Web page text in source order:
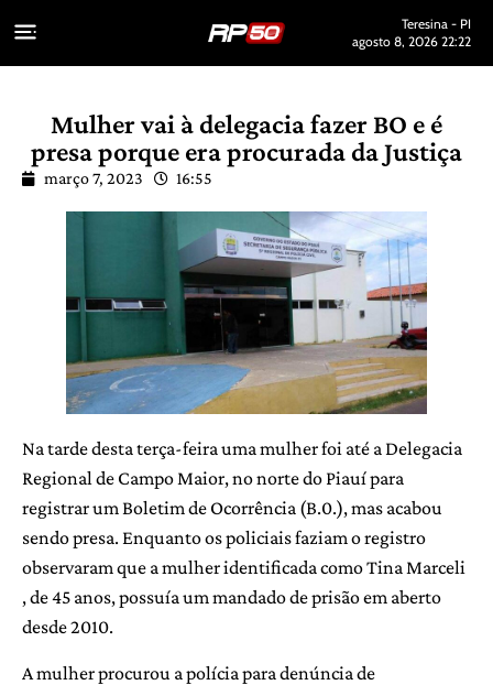
Teresina - PI
agosto 8, 2026 22:22
Mulher vai à delegacia fazer BO e é
presa porque era procurada da Justiça
março 7, 2023 16:55
Na tarde desta terça-feira uma mulher foi até a Delegacia
Regional de Campo Maior, no norte do Piauí para
registrar um Boletim de Ocorrência (B.0.), mas acabou
sendo presa. Enquanto os policiais faziam o registro
observaram que a mulher identificada como Tina Marceli
, de 45 anos, possuía um mandado de prisão em aberto
desde 2010.
A mulher procurou a polícia para denúncia de